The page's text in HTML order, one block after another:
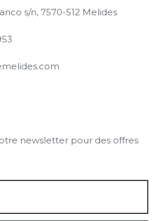
s/n, 7570-512 Melides
newsletter pour des offres